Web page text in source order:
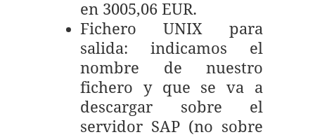
en 3005,06 EUR.
Fichero UNIX para
salida: indicamos el
nombre de nuestro
fichero y que se va a
descargar sobre el
servidor SAP (no sobre